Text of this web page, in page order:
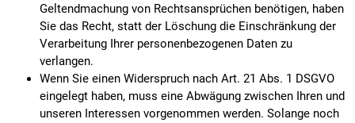
Geltendmachung von Rechtsansprüchen benötigen, haben
Sie das Recht, statt der Löschung die Einschränkung der
Verarbeitung Ihrer personenbezogenen Daten zu
verlangen.
Wenn Sie einen Widerspruch nach Art. 21 Abs. 1 DSGVO
eingelegt haben, muss eine Abwägung zwischen Ihren und
unseren Interessen vorgenommen werden. Solange noch